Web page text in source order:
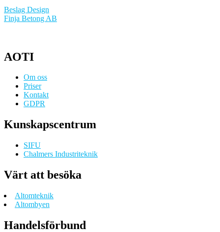
Beslag Design
Finja Betong AB
AOTI
Om oss
Priser
Kontakt
GDPR
Kunskapscentrum
SIFU
Chalmers Industriteknik
Värt att besöka
Altomteknik
Altombyen
Handelsförbund